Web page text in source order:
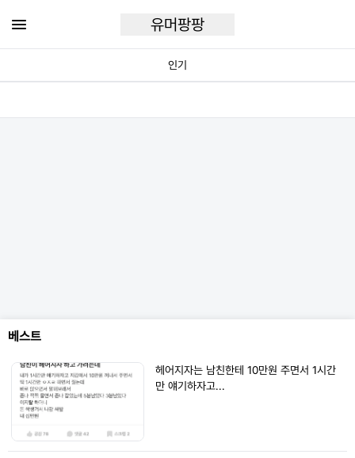
유머팡팡
인기
베스트
헤어지자는 남친한테 10만원 주면서 1시간
만 얘기하자고...